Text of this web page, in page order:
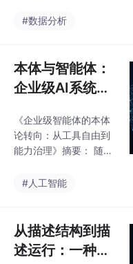
了之前我们描述的获取
t、调用De
说，一款成功的商业数据
#数据分析
本体与智能体：
企业级AI系统的
《企业级智能体的本体
论转向：从工具自由到
能力治理》摘要： 随着
为企业核心系统，其是
明，单体智能体通过上
下文管理、工具调用等
技术组合即可高效运
#人工智能
从描述结构到描
述运行：一种关